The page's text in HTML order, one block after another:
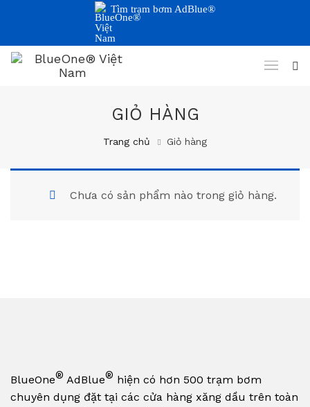
Tìm trạm bơm AdBlue®
GIỎ HÀNG
Trang chủ Giỏ hàng
Chưa có sản phẩm nào trong giỏ hàng.
BlueOne® AdBlue® hiện có hơn 500 trạm bơm
chuyên dụng đặt tại các cửa hàng xăng dầu trên toàn